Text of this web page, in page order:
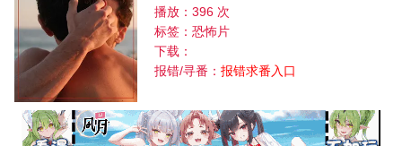
播放：396 次
标签：恐怖片
下载：
报错/寻番：报错求番入口